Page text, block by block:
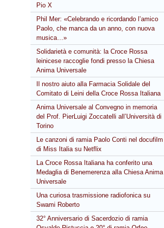
Pio X
Phil Mer: «Celebrando e ricordando l’amico
Paolo, che manca da un anno, con nuova
musica…»
Solidarietà e comunità: la Croce Rossa
leinicese raccoglie fondi presso la Chiesa
Anima Universale
Il nostro aiuto alla Farmacia Solidale del
Comitato di Leini della Croce Rossa Italiana
Anima Universale al Convegno in memoria
del Prof. PierLuigi Zoccatelli all’Università di
Torino
Le canzoni di ramia Paolo Conti nel docufilm
di Miss Italia su Netflix
La Croce Rossa Italiana ha conferito una
Medaglia di Benemerenza alla Chiesa Anima
Universale
Una curiosa trasmissione radiofonica su
Swami Roberto
32° Anniversario di Sacerdozio di ramia